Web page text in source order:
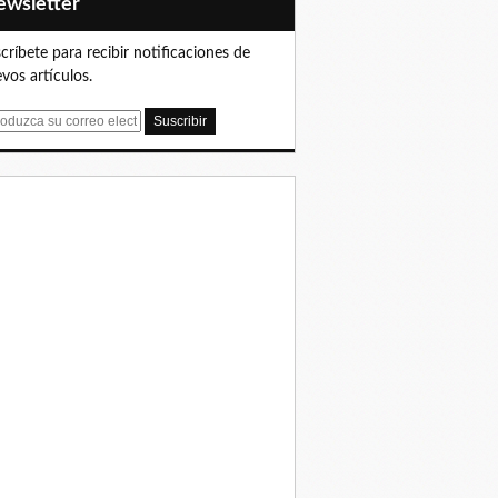
para recibir notificaciones de
artículos.